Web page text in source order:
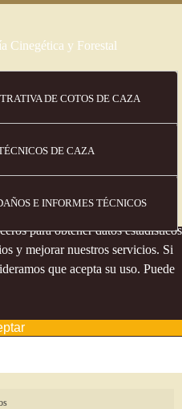
DE COTOS DE CAZA
DE CAZA
E INFORMES TÉCNICOS
para obtener datos estadísticos
y mejorar nuestros servicios. Si
que acepta su uso. Puede